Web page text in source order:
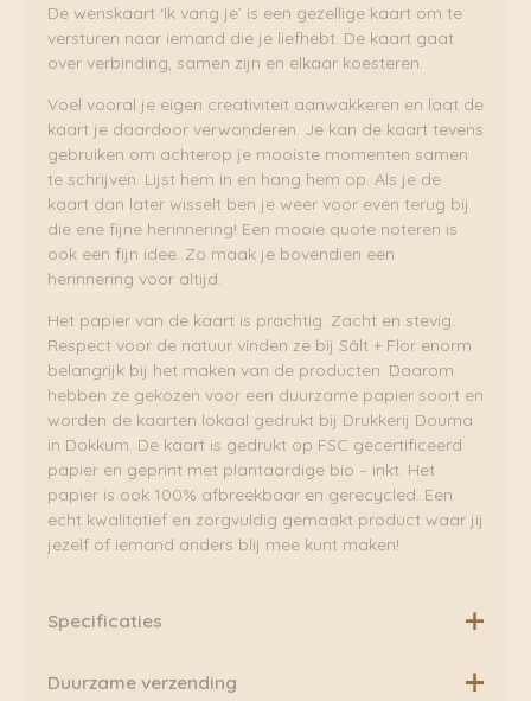
De wenskaart ‘Ik vang je’ is een gezellige kaart om te
versturen naar iemand die je liefhebt. De kaart gaat
over verbinding, samen zijn en elkaar koesteren.
Voel vooral je eigen creativiteit aanwakkeren en laat de
kaart je daardoor verwonderen. Je kan de kaart tevens
gebruiken om achterop je mooiste momenten samen
te schrijven. Lijst hem in en hang hem op. Als je de
kaart dan later wisselt ben je weer voor even terug bij
die ene fijne herinnering! Een mooie quote noteren is
ook een fijn idee. Zo maak je bovendien een
herinnering voor altijd.
Het papier van de kaart is prachtig. Zacht en stevig.
Respect voor de natuur vinden ze bij Sâlt + Flor enorm
belangrijk bij het maken van de producten. Daarom
hebben ze gekozen voor een duurzame papier soort en
worden de kaarten lokaal gedrukt bij Drukkerij Douma
in Dokkum. De kaart is gedrukt op FSC gecertificeerd
papier en geprint met plantaardige bio – inkt. Het
papier is ook 100% afbreekbaar en gerecycled. Een
echt kwalitatief en zorgvuldig gemaakt product waar jij
jezelf of iemand anders blij mee kunt maken!
Specificaties
Postkaart gedrukt op 350 grams gerecycled en 100%
Duurzame verzending